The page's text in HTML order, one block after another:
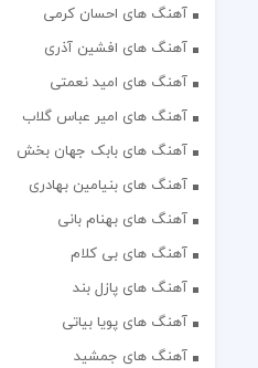
آهنگ های احسان کرمی
آهنگ های افشین آذری
آهنگ های امید نعمتی
آهنگ های امیر عباس گلاب
آهنگ های بابک جهان بخش
آهنگ های بنیامین بهادری
آهنگ های بهنام بانی
آهنگ های بی کلام
آهنگ های پازل بند
آهنگ های پویا بیاتی
آهنگ های جمشید